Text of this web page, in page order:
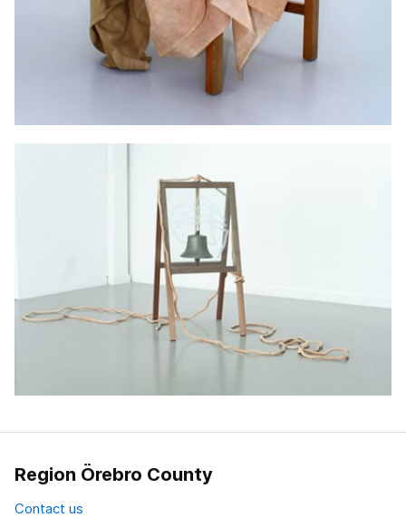
Region Örebro County
Contact us